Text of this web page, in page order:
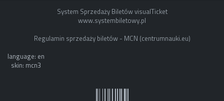
System Sprzedaży Biletów visualTicket
www.systembiletowy.pl
Regulamin sprzedaży biletów - MCN (centrumnauki.eu)
language: en
skin: mcn3